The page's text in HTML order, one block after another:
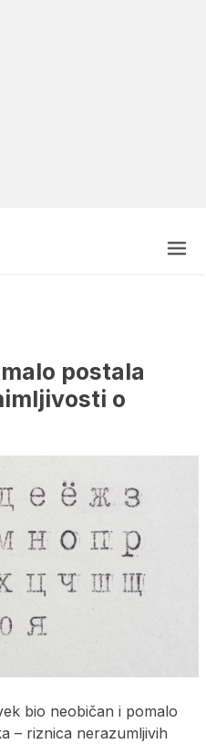
postala
o
bio neobičan i pomalo
– riznica nerazumljivih